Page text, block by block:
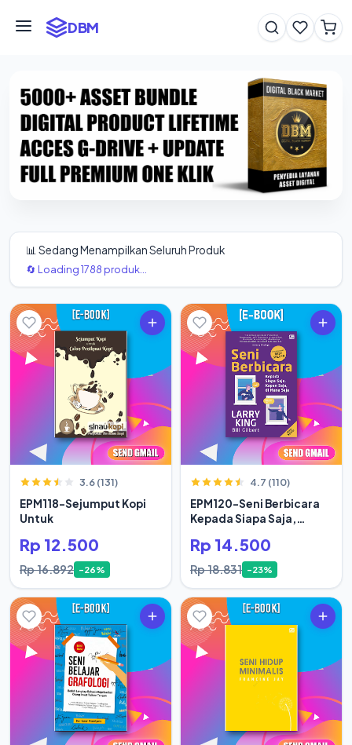
DBM
📊 Sedang Menampilkan Seluruh Produk
🔄 Loading 1788 produk...
3.6 (131)
EPM118-Sejumput Kopi
Untuk
Rp 12.500
Rp 16.892 -26%
4.7 (110)
EPM120-Seni Berbicara
Kepada Siapa Saja,
Rp 14.500
Rp 18.831 -23%